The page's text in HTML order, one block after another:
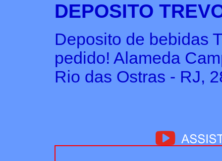
DEPOSITO
Deposito de bebidas
pedido! Alameda
Rio das Ostras - RJ,